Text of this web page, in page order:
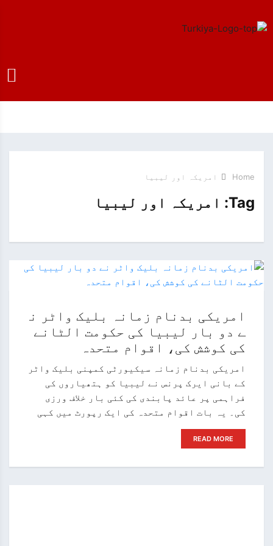
Home امریکہ اور لیبیا
Tag: امریکہ اور لیبیا
امریکی بدنام زمانہ بلیک واٹر ن
ے دو بار لیبیا کی حکومت الٹانے
کی کوشش کی، اقوام متحدہ
امریکی بدنام زمانہ سیکیورٹی کمپنی بلیک واٹر
کے بانی ایرک پرنس نے لیبیا کو ہتھیاروں کی
فراہمی پر عائد پابندی کی کئی بار خلاف ورزی
کی۔ یہ بات اقوام متحدہ کی ایک رپورٹ میں کہی
READ MORE